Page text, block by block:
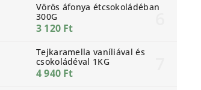
Vörös áfonya étcsokoládéban
300G
3 120 Ft
Tejkaramella vaníliával és
csokoládéval 1KG
4 940 Ft